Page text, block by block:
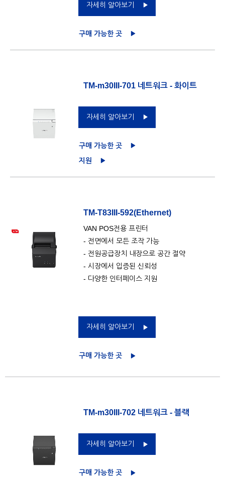
자세히 알아보기
구매 가능한 곳
TM-m30III-701 네트워크 - 화이트
자세히 알아보기
구매 가능한 곳
지원
TM-T83III-592(Ethernet)
VAN POS전용 프린터
- 전면에서 모든 조작 가능
- 전원공급장치 내장으로 공간 절약
- 시장에서 입증된 신뢰성
- 다양한 인터페이스 지원
자세히 알아보기
구매 가능한 곳
TM-m30III-702 네트워크 - 블랙
자세히 알아보기
구매 가능한 곳